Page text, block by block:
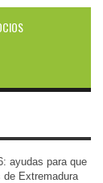
ayudas para que
Extremadura